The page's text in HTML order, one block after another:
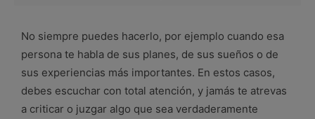
No siempre puedes hacerlo, por ejemplo cuando esa
persona te habla de sus planes, de sus sueños o de
sus experiencias más importantes. En estos casos,
debes escuchar con total atención, y jamás te atrevas
a criticar o juzgar algo que sea verdaderamente